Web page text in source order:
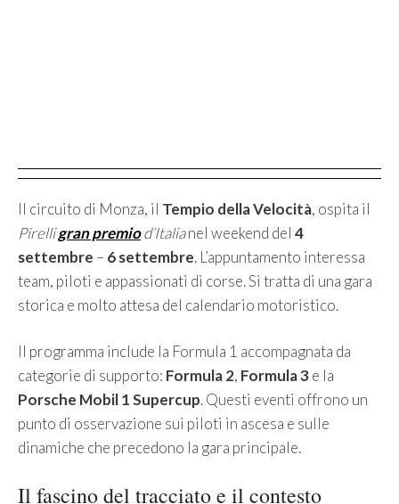
Il circuito di Monza, il Tempio della Velocità, ospita il
Pirelligran premiod’Italianel weekend del 4
settembre – 6 settembre. L’appuntamento interessa
team, piloti e appassionati di corse. Si tratta di una gara
storica e molto attesa del calendario motoristico.
Il programma include la Formula 1 accompagnata da
categorie di supporto: Formula 2, Formula 3e la
Porsche Mobil 1 Supercup. Questi eventi offrono un
punto di osservazione sui piloti in ascesa e sulle
dinamiche che precedono la gara principale.
Il fascino del tracciato e il contesto